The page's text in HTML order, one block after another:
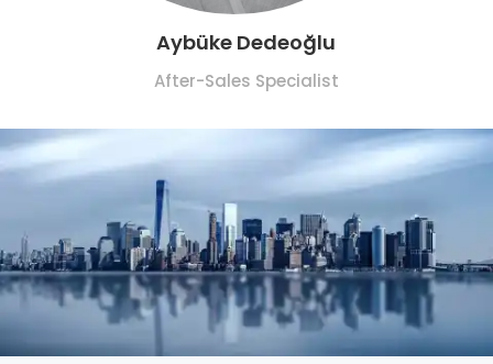
Aybüke Dedeoğlu
After-Sales Specialist